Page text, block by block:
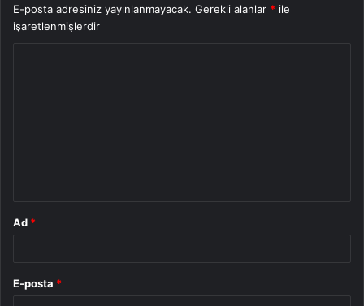
E-posta adresiniz yayınlanmayacak. Gerekli alanlar * ile
işaretlenmişlerdir
Ad *
E-posta *